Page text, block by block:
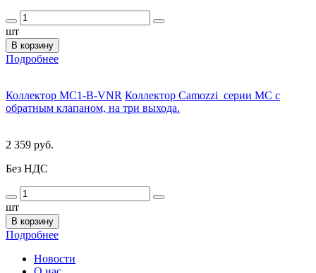
шт
В корзину
Подробнее
Коллектор MC1-B-VNR Коллектор Camozzi серии MC с
обратным клапаном, на три выхода.
2 359 руб.
Без НДС
шт
В корзину
Подробнее
Новости